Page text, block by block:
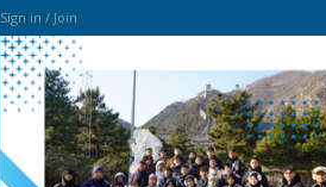
Sign in / Join